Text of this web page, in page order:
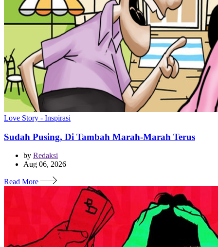
Love Story - Inspirasi
Sudah Pusing, Di Tambah Marah-Marah Terus
by Redaksi
Aug 06, 2026
Read More